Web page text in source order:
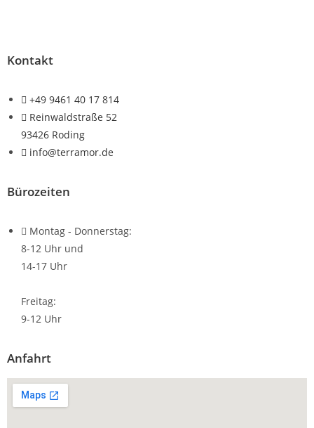
Kontakt
+49 9461 40 17 814
Reinwaldstraße 52
93426 Roding
info@terramor.de
Bürozeiten
Montag - Donnerstag:
8-12 Uhr und
14-17 Uhr
Freitag:
9-12 Uhr
Anfahrt